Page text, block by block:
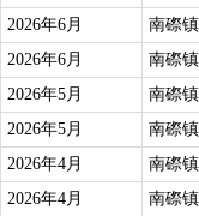
2026年6月
南磜镇
2026年6月
南磜镇
2026年5月
南磜镇
2026年5月
南磜镇
2026年4月
南磜镇
2026年4月
南磜镇